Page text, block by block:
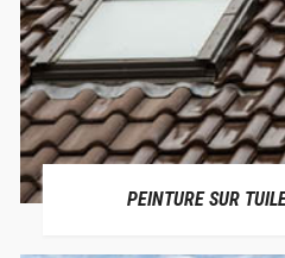
PEINTURE SUR